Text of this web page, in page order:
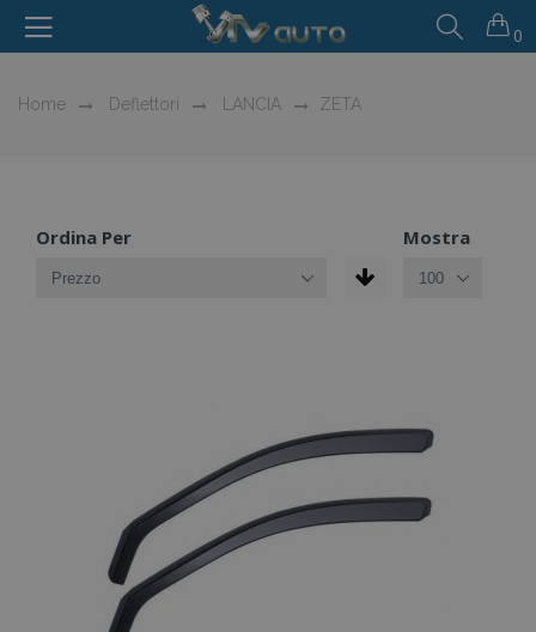
0
Home Deflettori LANCIA ZETA
Ordina Per Mostra